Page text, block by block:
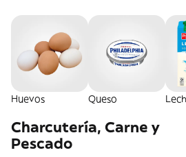
Huevos Queso
Charcutería, Carne y
Pescado